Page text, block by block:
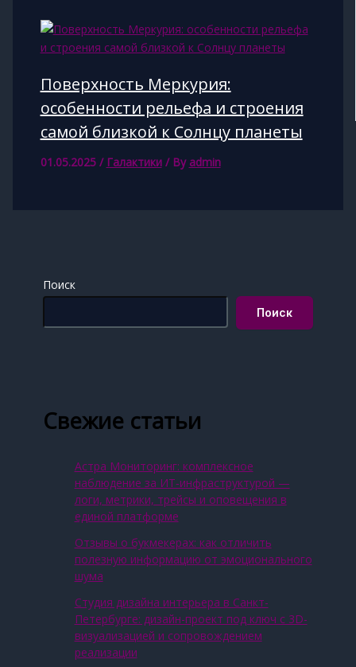
Поверхность Меркурия:
особенности рельефа и строения
самой близкой к Солнцу планеты
01.05.2025 / Галактики/ By admin
Поиск
Поиск
Свежие статьи
Астра Мониторинг: комплексное
наблюдение за ИТ‑инфраструктурой —
логи, метрики, трейсы и оповещения в
единой платформе
Отзывы о букмекерах: как отличить
полезную информацию от эмоционального
шума
Студия дизайна интерьера в Санкт-
Петербурге: дизайн-проект под ключ с 3D-
визуализацией и сопровождением
реализации